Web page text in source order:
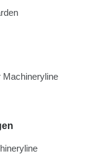
Machineryline